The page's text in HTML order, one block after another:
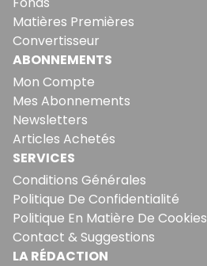
Matières Premières
Convertisseur
ABONNEMENTS
Mon Compte
Mes Abonnements
Newsletters
Articles Achetés
SERVICES
Conditions Générales
Politique De Confidentialité
Politique En Matière De Cookies
Contact & Suggestions
LA RÉDACTION